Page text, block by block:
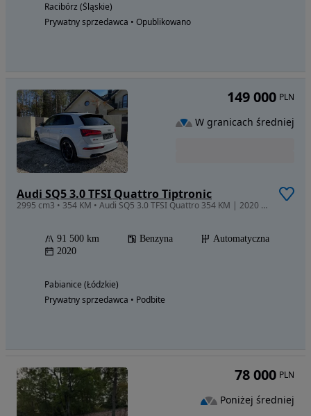
Racibórz (Śląskie)
Prywatny sprzedawca • Opublikowano
Audi SQ5 3.0 TFSI Quattro Tiptronic
2995 cm3 • 354 KM • Audi SQ5 3.0 TFSI Quattro 354 KM | 2020 | Bang & Olufsen | Pneumatyka
91 500 km Benzyna
Automatyczna
2020
Pabianice (Łódzkie)
Prywatny sprzedawca • Podbite
149 000 PLN
W granicach średniej
78 000 PLN
Poniżej średniej